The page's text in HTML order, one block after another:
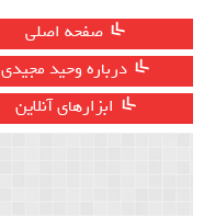
صفحه اصلی
درباره وحید مجیدی
ابزارهای آنلاین